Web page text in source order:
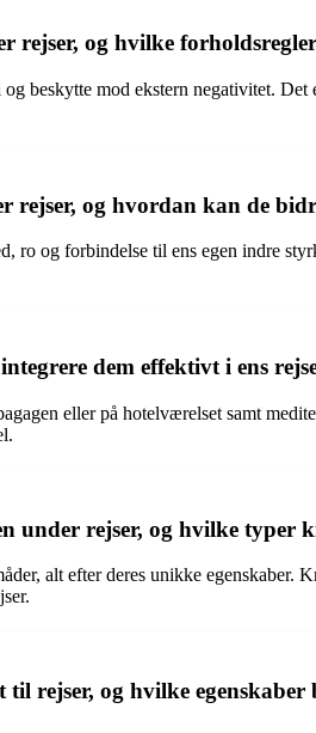
og hvilke forholdsregler
beskytte mod ekstern negativitet.
og hvordan kan de
ro og forbindelse til ens egen indre
dem effektivt i ens
eller på hotelværelset samt
under rejser, og hvilke typer
alt efter deres unikke egenskaber.
rejser, og hvilke